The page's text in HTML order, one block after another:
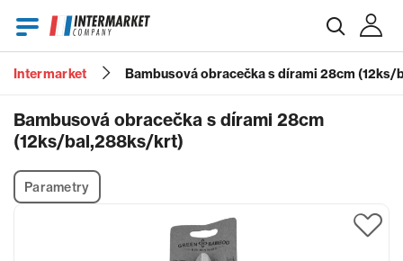
Heslo
Intermarket Bambusová obracečka s dírami 28cm
Bambusová obracečka s dírami 28cm
(12ks/bal,288ks/krt)
Parametry